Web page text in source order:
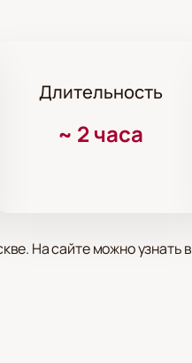
Длительность
~ 2 часа
На сайте можно
Евгений